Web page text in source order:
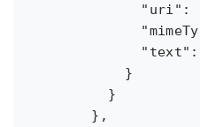
"uri":
          }
        }
      },